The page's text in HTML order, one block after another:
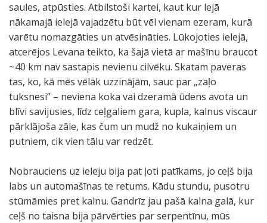
saules, atpūsties. Atbilstoši kartei, kaut kur lejā
nākamajā ielejā vajadzētu būt vēl vienam ezeram, kurā
varētu nomazgāties un atvēsināties. Lūkojoties ielejā,
atcerējos Levana teikto, ka šajā vietā ar mašīnu braucot
~40 km nav sastapis nevienu cilvēku. Skatam paveras
tas, ko, kā mēs vēlāk uzzinājām, sauc par „zaļo
tuksnesi” – neviena koka vai dzeramā ūdens avota un
blīvi savijusies, līdz ceļgaliem gara, kupla, kalnus viscaur
pārklājoša zāle, kas čum un mudž no kukaiņiem un
putniem, cik vien tālu var redzēt.
Nobrauciens uz ieleju bija pat ļoti patīkams, jo ceļš bija
labs un automašīnas te retums. Kādu stundu, pusotru
stūmāmies pret kalnu. Gandrīz jau pašā kalna galā, kur
ceļš no taisna bija pārvērties par serpentīnu, mūs